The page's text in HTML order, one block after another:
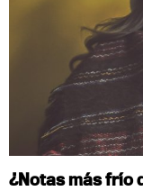
¿Notas más frío